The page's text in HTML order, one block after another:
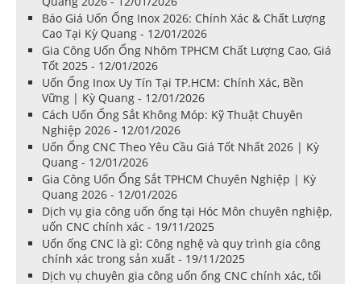
Báo Giá Uốn Ống Inox 2026: Chính Xác & Chất Lượng
Cao Tại Kỳ Quang - 12/01/2026
Gia Công Uốn Ống Nhôm TPHCM Chất Lượng Cao, Giá
Tốt 2025 - 12/01/2026
Uốn Ống Inox Uy Tín Tại TP.HCM: Chính Xác, Bền
Vững | Kỳ Quang - 12/01/2026
Cách Uốn Ống Sắt Không Móp: Kỹ Thuật Chuyên
Nghiệp 2026 - 12/01/2026
Uốn Ống CNC Theo Yêu Cầu Giá Tốt Nhất 2026 | Kỳ
Quang - 12/01/2026
Gia Công Uốn Ống Sắt TPHCM Chuyên Nghiệp | Kỳ
Quang 2026 - 12/01/2026
Dịch vụ gia công uốn ống tại Hóc Môn chuyên nghiệp,
uốn CNC chính xác - 19/11/2025
Uốn ống CNC là gì: Công nghệ và quy trình gia công
chính xác trong sản xuất - 19/11/2025
Dịch vụ chuyên gia công uốn ống CNC chính xác, tối